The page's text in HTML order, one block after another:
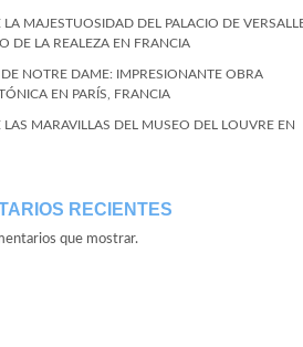
LA MAJESTUOSIDAD DEL PALACIO DE
DE LA REALEZA EN FRANCIA
NOTRE DAME: IMPRESIONANTE OBRA
EN PARÍS, FRANCIA
LAS MARAVILLAS DEL MUSEO DEL LOUVRE EN
RECIENTES
que mostrar.